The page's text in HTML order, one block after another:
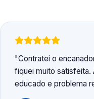
Contratei o
fiquei muito satisfeita.
educado e problema